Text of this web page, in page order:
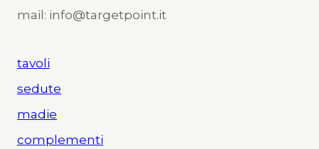
mail: info@targetpoint.it
tavoli
sedute
madie
complementi